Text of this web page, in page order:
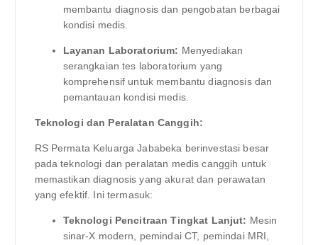
membantu diagnosis dan pengobatan berbagai
kondisi medis.
Layanan Laboratorium: Menyediakan
serangkaian tes laboratorium yang
komprehensif untuk membantu diagnosis dan
pemantauan kondisi medis.
Teknologi dan Peralatan Canggih:
RS Permata Keluarga Jababeka berinvestasi besar
pada teknologi dan peralatan medis canggih untuk
memastikan diagnosis yang akurat dan perawatan
yang efektif. Ini termasuk:
Teknologi Pencitraan Tingkat Lanjut: Mesin
sinar-X modern, pemindai CT, pemindai MRI,